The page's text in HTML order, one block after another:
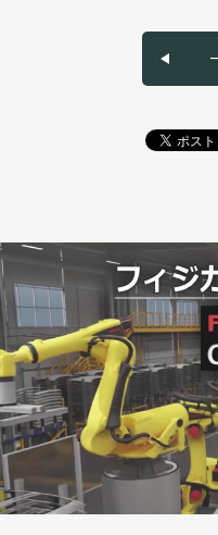
動倉庫や柔軟に使える搬
動倉庫や柔軟に使える搬